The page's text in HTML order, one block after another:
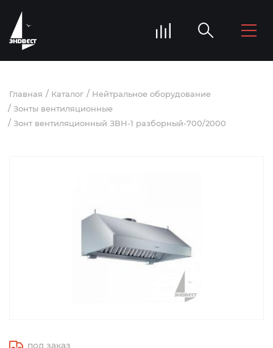
Главная Каталог
Нейтральное оборудование
Зонты вентиляционные
Зонт вентиляционный ЗВН-1 разборный-700/2000
под заказ